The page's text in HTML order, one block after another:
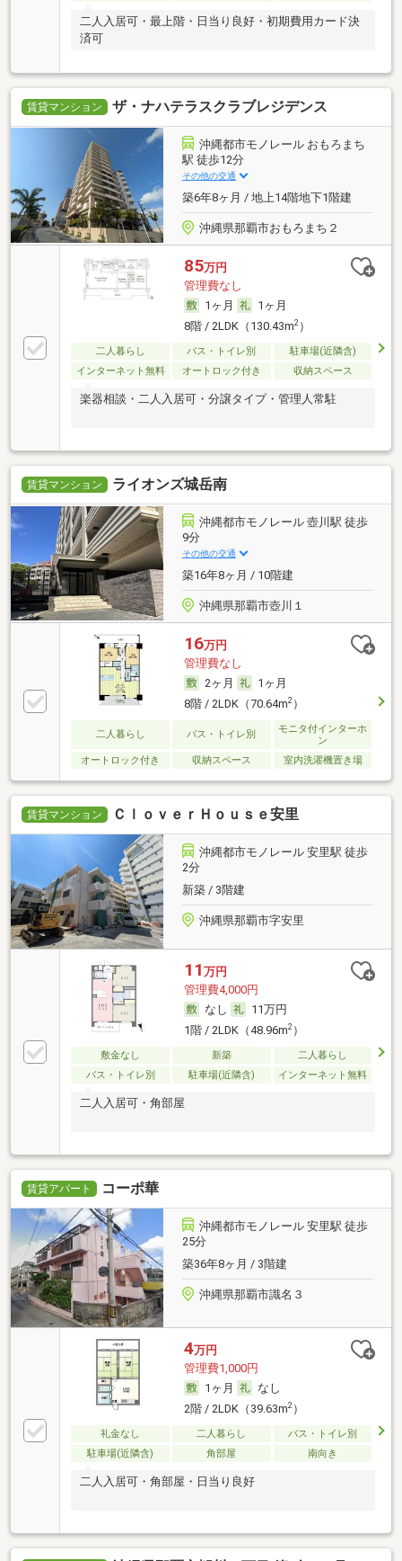
二人入居可・最上階・日当り良好・初期費用カード決
済可
賃貸マンション ザ・ナハテラスクラブレジデンス
沖縄都市モノレール おもろまち
駅 徒歩12分
その他の交通
築6年8ヶ月 / 地上14階地下1階建
沖縄県那覇市おもろまち２
85万円
管理費なし
1ヶ月
1ヶ月
8階 / 2LDK（130.43m2）
二人暮らし バス・トイレ別
駐車場(近隣含)
インターネット無料
オートロック付き 収納スペース
楽器相談・二人入居可・分譲タイプ・管理人常駐
賃貸マンション ライオンズ城岳南
沖縄都市モノレール 壺川駅 徒歩
9分
その他の交通
築16年8ヶ月 / 10階建
沖縄県那覇市壺川１
16万円
管理費なし
2ヶ月
1ヶ月
8階 / 2LDK（70.64m2）
二人暮らし バス・トイレ別
モニタ付インターホ
ン
オートロック付き
収納スペース 室内洗濯機置き場
賃貸マンション ＣｌｏｖｅｒＨｏｕｓｅ安里
沖縄都市モノレール 安里駅 徒歩
2分
新築 / 3階建
沖縄県那覇市字安里
11 万円
管理費4,000円
なし
11万円
1階 / 2LDK（48.96m2）
敷金なし 新築
二人暮らし
バス・トイレ別
駐車場(近隣含) インターネット無料
二人入居可・角部屋
賃貸アパート コーポ華
沖縄都市モノレール 安里駅 徒歩
25分
築36年8ヶ月 / 3階建
沖縄県那覇市識名３
4万円
管理費1,000円
1ヶ月
なし
2階 / 2LDK（39.63m2）
礼金なし 二人暮らし
バス・トイレ別
駐車場(近隣含)
角部屋 南向き
二人入居可・角部屋・日当り良好